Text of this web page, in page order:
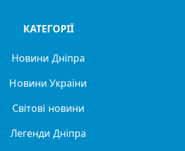
КАТЕГОРІЇ
Новини Дніпра
Новини України
Світові новини
Легенди Дніпра